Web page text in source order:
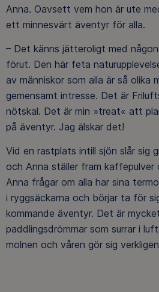
Anna. Oavsett vem hon är ute
ett minnesvärt äventyr för alla.
– Det känns jätteroligt med
förut. Den här feta
av människor som alla är så olika
gemensamt intresse. Det är
nötskal. Det är min »treat« att
på äventyr. Jag älskar det!
Vid en rastplats intill sjön slår sig
och Anna ställer fram kaffepulver
Anna frågar om alla har sina
i ryggsäckarna och börjar ta för
kommande äventyr. Det är
paddlingsdrömmar som surrar i
molnen och våren gör sig